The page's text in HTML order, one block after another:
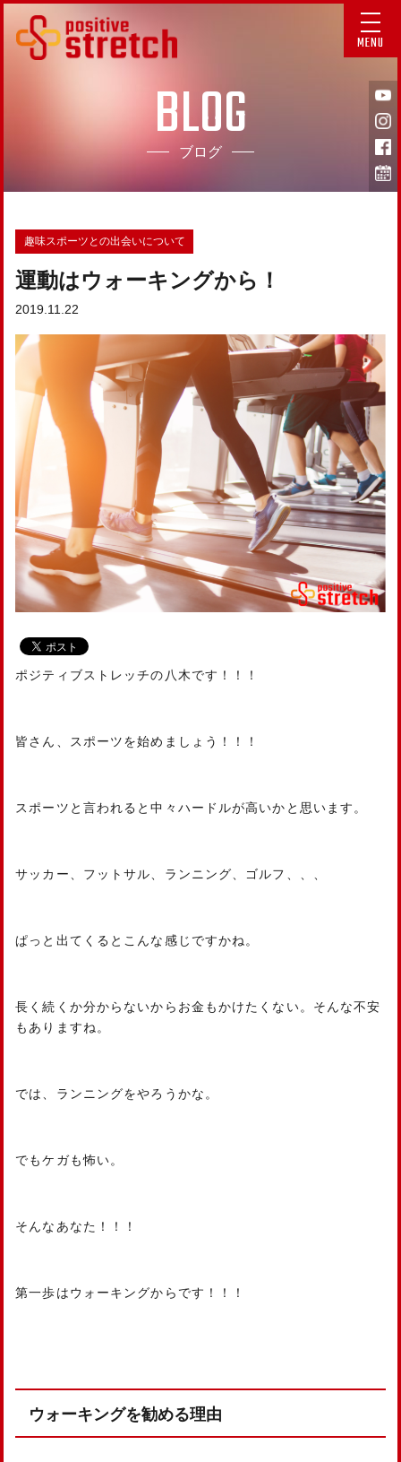
MENU
BLOG
ブログ
趣味スポーツとの出会いについて
運動はウォーキングから！
2019.11.22
ポジティブストレッチの八木です！！！
皆さん、スポーツを始めましょう！！！
スポーツと言われると中々ハードルが高いかと思います。
サッカー、フットサル、ランニング、ゴルフ、、、
ぱっと出てくるとこんな感じですかね。
長く続くか分からないからお金もかけたくない。そんな不安
もありますね。
では、ランニングをやろうかな。
でもケガも怖い。
そんなあなた！！！
第一歩はウォーキングからです！！！
ウォーキングを勧める理由